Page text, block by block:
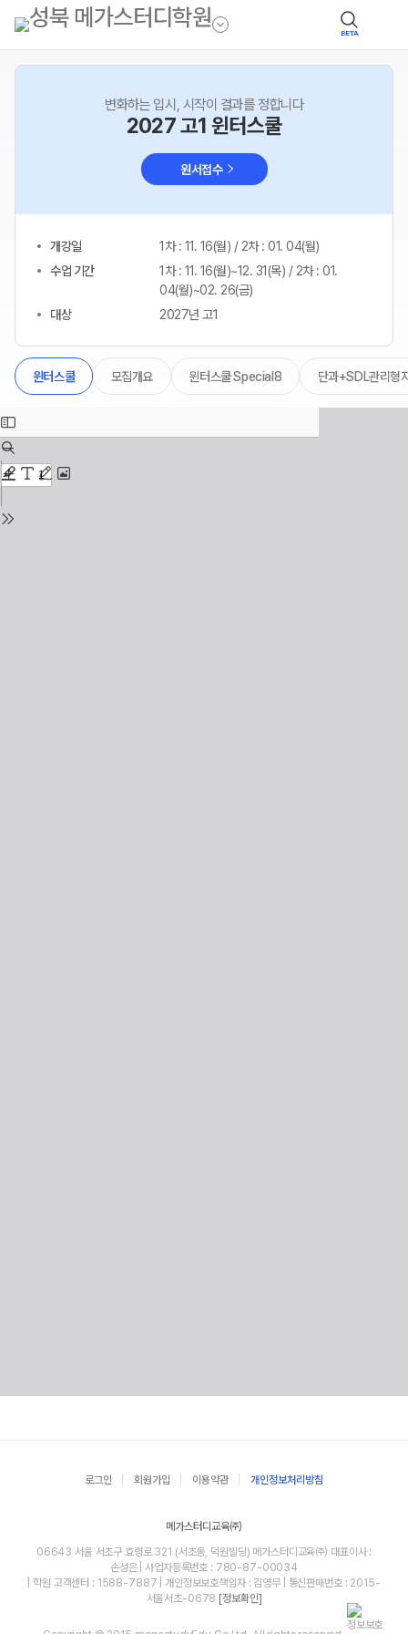
BETA
변화하는 입시, 시작이 결과를 정합니다
2027 고1 윈터스쿨
원서접수
개강일
1차 : 11. 16(월) / 2차 : 01. 04(월)
수업 기간
1차 : 11. 16(월)~12. 31(목) / 2차 : 01.
04(월)~02. 26(금)
대상
2027년 고1
윈터스쿨 모집개요 윈터스쿨 Special8 단과+SDL관리형
로그인 회원가입 이용약관 개인정보처리방침
메가스터디교육㈜
06643 서울 서초구 효령로 321 (서초동, 덕원빌딩) 메가스터디교육㈜ 대표이사 :
손성은 | 사업자등록번호 : 780-87-00034
| 학원 고객센터 : 1588-7887 | 개인정보보호책임자 : 김영무 | 통신판매번호 : 2015-
서울서초-0678 [정보확인]